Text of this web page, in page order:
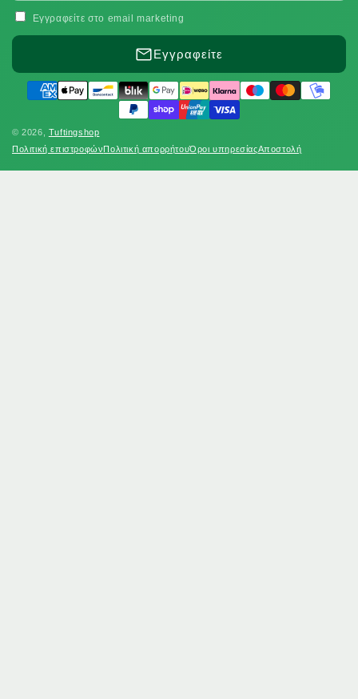
Εγγραφείτε στο email marketing
Εγγραφείτε
Μέθοδοι
© 2026, Tuftingshop
Πολιτική επιστροφώνΠολιτική απορρήτουΌροι υπηρεσίαςΑποστολή